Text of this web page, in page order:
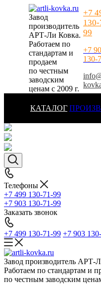
Завод
производитель
АРТ-Ли Ковка.
Работаем по
стандартам и
продаем
по честным
заводским
ценам с 2009 г.
+7
99
+7
130-
КАТАЛОГ
Телефоны
+7 499 130-71-99
+7 903 130-71-99
Заказать звонок
+7 499 130-71-99 +7 903
Завод производитель АРТ-
Работаем по стандартам и
по честным заводским